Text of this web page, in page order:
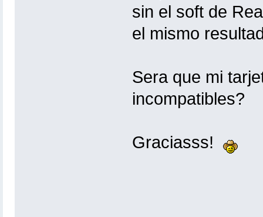
sin el soft de
el mismo
Sera que mi
incompatibles?
Graciasss!